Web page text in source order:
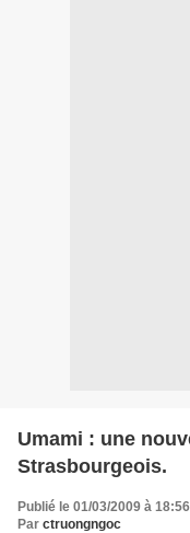
Umami : une
Strasbourgeois.
Publié le 01/03/2009 à 18:56
Par ctruongngoc